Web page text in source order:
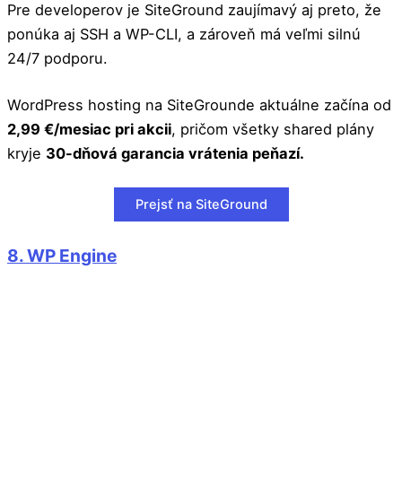
Pre developerov je SiteGround zaujímavý aj preto, že
ponúka aj SSH a WP-CLI, a zároveň má veľmi silnú
24/7 podporu.
WordPress hosting na SiteGrounde aktuálne začína od
2,99 €/mesiac pri akcii, pričom všetky shared plány
kryje 30-dňová garancia vrátenia peňazí.
Prejsť na SiteGround
8. WP Engine